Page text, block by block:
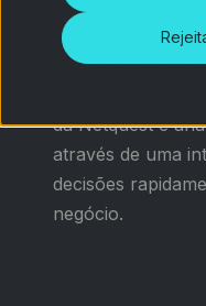
Flash Survey,
plataforma onde
da Netquest e
através de uma
decisões
negócio.